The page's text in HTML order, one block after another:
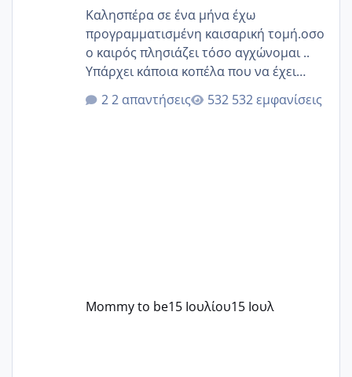
Καλησπέρα σε ένα μήνα έχω
προγραμματισμένη καισαρική τομή.οσο
ο καιρός πλησιάζει τόσο αγχώνομαι ..
Υπάρχει κάποια κοπέλα που να έχει
παρόμοιο ιστορικό να μας πει την
εμπειρία της;Να σημειώσω είναι η
2 απαντήσεις 532 εμφανίσεις
Mommy to be15 Ιουλίου15 Ιουλ